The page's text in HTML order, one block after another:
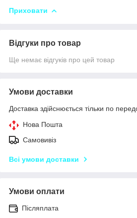
Приховати
Відгуки про товар
Ще немає відгуків про цей товар
Умови доставки
Доставка здійснюється тільки по
Нова Пошта
Самовивіз
Всі умови доставки
Умови оплати
Післяплата